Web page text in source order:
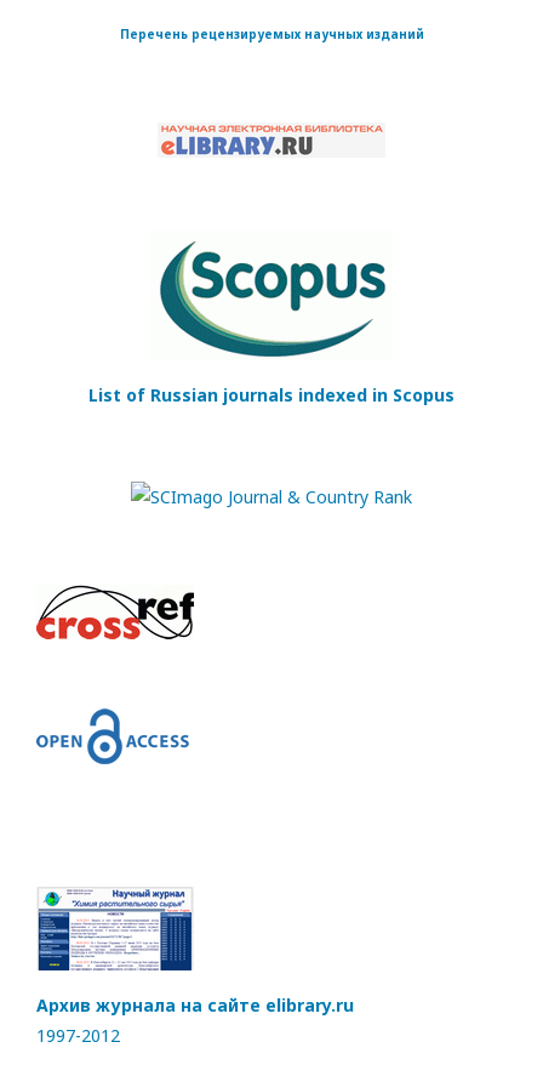
Перечень рецензируемых научных изданий
List of Russian journals indexed in Scopus
Архив журнала на сайте elibrary.ru
1997-2012